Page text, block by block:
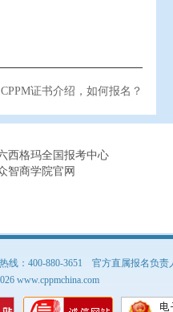
CPPM证书介绍，如何报名？
西格玛全国报考中心
智商学院官网
线：400-880-3651 官方直属报名负责
www.cppmchina.com